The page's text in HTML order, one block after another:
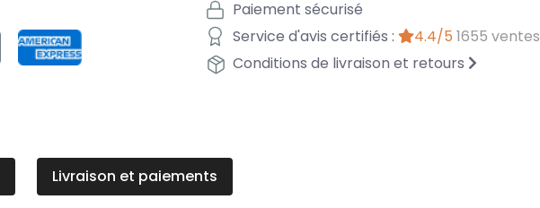
Paiement sécurisé
Service d'avis certifiés :
4.4/5 1655 ventes
Conditions de livraison et retours
Livraison et paiements